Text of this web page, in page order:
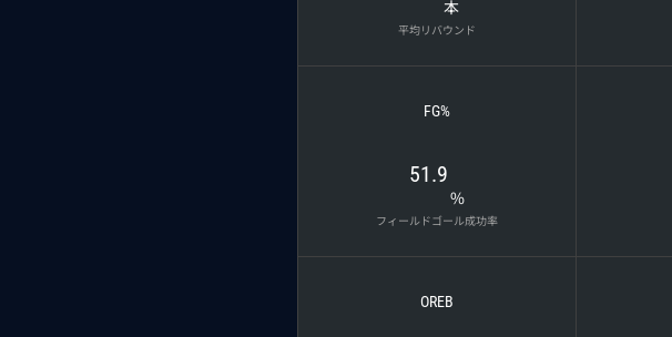
本
平均リバウンド
FG%
51.9
%
フィールドゴール成功率
OREB